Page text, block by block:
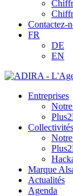
Contactez-
FR
DE
EN
Entreprises
Collectivités
Marque
Actualités
Agenda